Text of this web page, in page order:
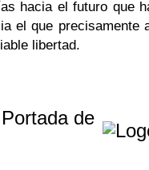
hacia el futuro que
el que precisamente
libertad.
de